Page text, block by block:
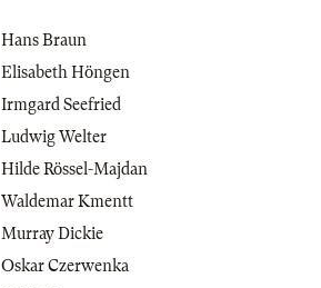
Hans Braun
Elisabeth Höngen
Irmgard Seefried
Ludwig Welter
Hilde Rössel-Majdan
Waldemar Kmentt
Murray Dickie
Oskar Czerwenka